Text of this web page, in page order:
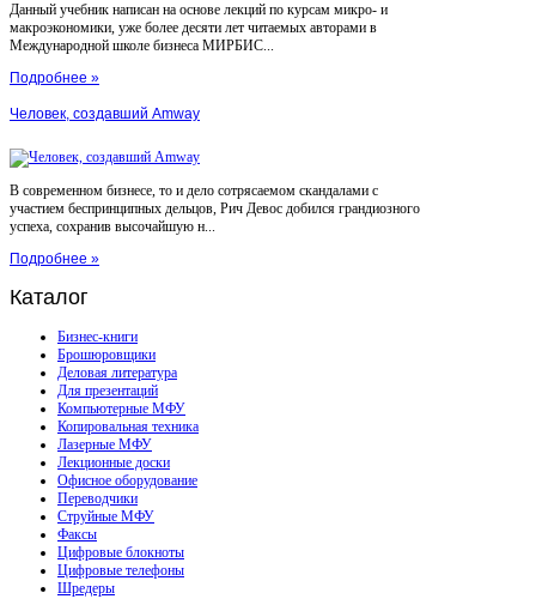
Данный учебник написан на основе лекций по курсам микро- и
макроэкономики, уже более десяти лет читаемых авторами в
Международной школе бизнеса МИРБИС...
Подробнее »
Человек, создавший Amway
В современном бизнесе, то и дело сотрясаемом скандалами с
участием беспринципных дельцов, Рич Девос добился грандиозного
успеха, сохранив высочайшую н...
Подробнее »
Каталог
Бизнес-книги
Брошюровщики
Деловая литература
Для презентаций
Компьютерные МФУ
Копировальная техника
Лазерные МФУ
Лекционные доски
Офисное оборудование
Переводчики
Струйные МФУ
Факсы
Цифровые блокноты
Цифровые телефоны
Шредеры